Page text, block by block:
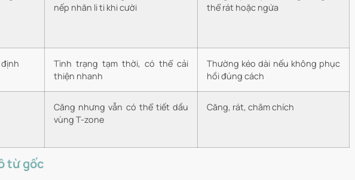
nếp nhăn li ti khi cười
thể rát hoặc ngứa
Tình trạng tạm thời, có thể cải
thiện nhanh
Thường kéo dài nếu không phục
hồi đúng cách
Căng nhưng vẫn có thể tiết dầu
vùng T-zone
Căng, rát, châm chích
từ gốc